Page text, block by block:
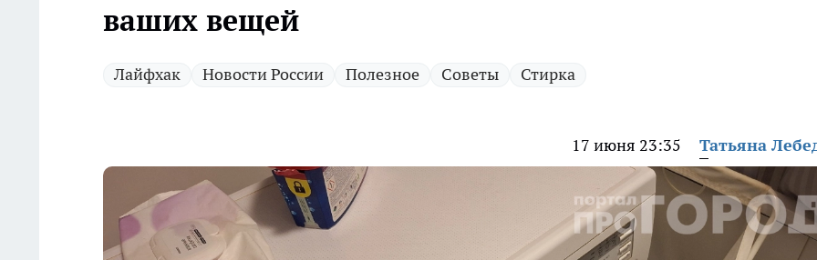
ваших вещей
Лайфхак Новости России Полезное Советы Стирка
17 июня 23:35 Татьяна